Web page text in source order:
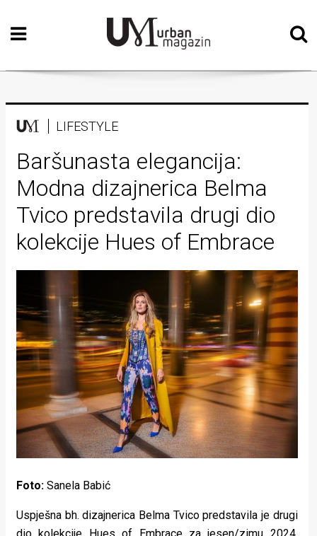
Početna
Vizualne
Teatar
Književnost
Muzika
Film
Intervju
Kolumne
Kultura
Lifestyle
Beauty
Fashion
Zdravlje
Za
u
LIFESTYLE
Baršunasta elegancija:
Modna dizajnerica Belma
Tvico predstavila drugi dio
kolekcije Hues of Embrace
Foto: Sanela Babić
Uspješna bh. dizajnerica Belma Tvico predstavila je drugi
dio kolekcije Hues of Embrace za jesen/zimu 2024.